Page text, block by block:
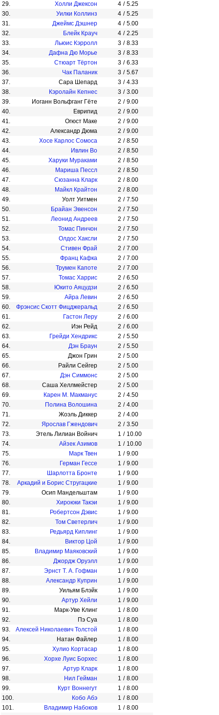
29.
Холли Джексон 4 / 5.25
30.
Уилки Коллинз 4 / 5.25
31.
Джеймс Дэшнер 4 / 5.00
32.
Блейк Крауч 4 / 2.25
33.
Льюис Кэрролл 3 / 8.33
34.
Дафна Дю Морье 3 / 8.33
35.
Стюарт Тёртон 3 / 6.33
36.
Чак Паланик 3 / 5.67
37.
Сара Шепард 3 / 4.33
38.
Кэролайн Кепнес 3 / 3.00
39.
Иоганн Вольфганг Гёте 2 / 9.00
40.
Еврипид 2 / 9.00
41.
Огюст Маке 2 / 9.00
42.
Александр Дюма 2 / 9.00
43.
Хосе Карлос Сомоса 2 / 8.50
44.
Ивлин Во 2 / 8.50
45.
Харуки Мураками 2 / 8.50
46.
Мариша Пессл 2 / 8.50
47.
Сюзанна Кларк 2 / 8.00
48.
Майкл Крайтон 2 / 8.00
49.
Уолт Уитмен 2 / 7.50
50.
Брайан Эвенсон 2 / 7.50
51.
Леонид Андреев 2 / 7.50
52.
Томас Пинчон 2 / 7.50
53.
Олдос Хаксли 2 / 7.50
54.
Стивен Фрай 2 / 7.00
55.
Франц Кафка 2 / 7.00
56.
Трумен Капоте 2 / 7.00
57.
Томас Харрис 2 / 6.50
58.
Юкито Аяцудзи 2 / 6.50
59.
Айра Левин 2 / 6.50
60.
Фрэнсис Скотт Фицджеральд 2 / 6.50
61.
Гастон Леру 2 / 6.00
62.
Иэн Рейд 2 / 6.00
63.
Грейди Хендрикс 2 / 5.50
64.
Дэн Браун 2 / 5.50
65.
Джон Грин 2 / 5.00
66.
Райли Сейгер 2 / 5.00
67.
Дэн Симмонс 2 / 5.00
68.
Саша Хеллмейстер 2 / 5.00
69.
Карен М. Макманус 2 / 4.50
70.
Полина Волошина 2 / 4.00
71.
Жоэль Диккер 2 / 4.00
72.
Ярослав Гжендович 2 / 3.50
73.
Этель Лилиан Войнич 1 / 10.00
74.
Айзек Азимов 1 / 10.00
75.
Марк Твен 1 / 9.00
76.
Герман Гессе 1 / 9.00
77.
Шарлотта Бронте 1 / 9.00
78.
Аркадий и Борис Стругацкие 1 / 9.00
79.
Осип Мандельштам 1 / 9.00
80.
Хироюки Такэи 1 / 9.00
81.
Робертсон Дэвис 1 / 9.00
82.
Том Светерлич 1 / 9.00
83.
Редьярд Киплинг 1 / 9.00
84.
Виктор Цой 1 / 9.00
85.
Владимир Маяковский 1 / 9.00
86.
Джордж Оруэлл 1 / 9.00
87.
Эрнст Т. А. Гофман 1 / 9.00
88.
Александр Куприн 1 / 9.00
89.
Уильям Блэйк 1 / 9.00
90.
Артур Хейли 1 / 9.00
91.
Марк-Уве Клинг 1 / 8.00
92.
Пэ Суа 1 / 8.00
93.
Алексей Николаевич Толстой 1 / 8.00
94.
Натан Файлер 1 / 8.00
95.
Хулио Кортасар 1 / 8.00
96.
Хорхе Луис Борхес 1 / 8.00
97.
Артур Кларк 1 / 8.00
98.
Нил Гейман 1 / 8.00
99.
Курт Воннегут 1 / 8.00
100.
Кобо Абэ 1 / 8.00
101.
Владимир Набоков 1 / 8.00